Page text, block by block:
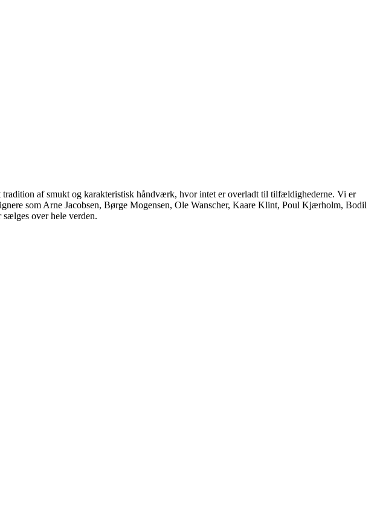
af smukt og karakteristisk håndværk, hvor intet er overladt til tilfældighederne. Vi er
som Arne Jacobsen, Børge Mogensen, Ole Wanscher, Kaare Klint, Poul Kjærholm, Bodil
over hele verden.